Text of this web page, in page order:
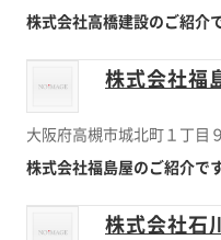
株式会社高橋建設のご紹介で
株式会社福
大阪府高槻市城北町１丁目
株式会社福島屋のご紹介です
株式会社石